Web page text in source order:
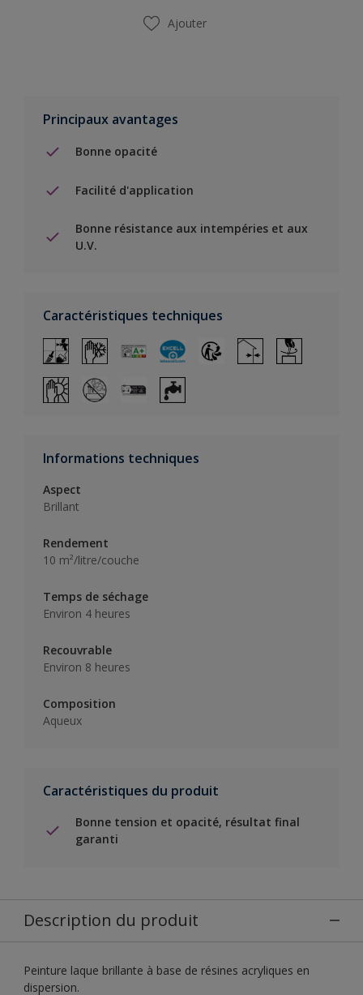
Ajouter
Principaux avantages
Bonne opacité
Facilité d'application
Bonne résistance aux intempéries et aux
U.V.
Caractéristiques techniques
Informations techniques
Aspect
Brillant
Rendement
10 m²/litre/couche
Temps de séchage
Environ 4 heures
Recouvrable
Environ 8 heures
Composition
Aqueux
Caractéristiques du produit
Bonne tension et opacité, résultat final
garanti
Description du produit
Peinture laque brillante à base de résines acryliques en
dispersion.